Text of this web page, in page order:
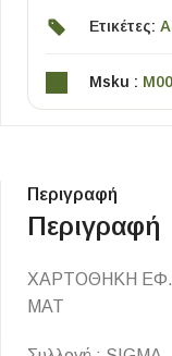
Ετικέτες:
Msku :
Περιγραφή
Περιγραφή
ΧΑΡΤΟΘΗΚΗ ΕΦ.
ΜΑΤ